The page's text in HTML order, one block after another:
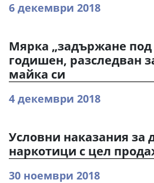
6 декември 2018
Мярка „задържане под
годишен, разследван
майка си
4 декември 2018
Условни наказания
наркотици с цел
30 ноември 2018